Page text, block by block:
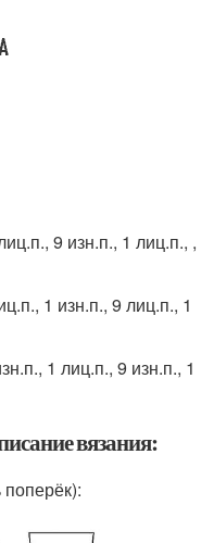
9 изн.п., 1 лиц.п., ,
1 изн.п., 9 лиц.п., 1
1 лиц.п., 9 изн.п., 1
вязания: